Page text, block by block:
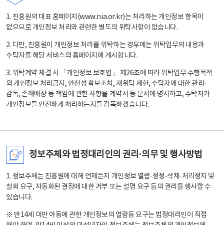
1. 진흥원의 대표 홈페이지(www.nia.or.kr)는 처리하는 개인정보 항목이
없으므로 개인정보 처리와 관련한 별도의 위탁사항이 없습니다.
2. 다만, 진흥원이 개인정보 처리를 위탁하는 경우에는 위탁업무의 내용과
수탁자를 해당 서비스의 홈페이지에 게시합니다.
3. 위탁계약 체결 시 「개인정보 보호법」 제26조에 따라 위탁업무 수행목적
외 개인정보 처리금지, 안전성 확보조치, 재위탁 제한, 수탁자에 대한 관리·
감독, 손해배상 등 책임에 관한 사항을 계약서 등 문서에 명시하고, 수탁자가
개인정보를 안전하게 처리하는지를 감독하겠습니다.
정보주체와 법정대리인의 권리·의무 및 행사방법
1. 정보주체는 진흥원에 대해 언제든지 개인정보 열람·정정·삭제·처리정지 및
철회 요구, 자동화된 결정에 대한 거부 또는 설명 요구 등의 권리를 행사할 수
있습니다.
※ 만14세 미만 아동에 관한 개인정보의 열람등 요구는 법정대리인이 직접